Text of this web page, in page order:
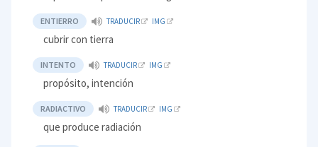
ENTIERRO TRADUCIR IMG
cubrir con tierra
INTENTO TRADUCIR IMG
propósito, intención
RADIACTIVO TRADUCIR IMG
que produce radiación